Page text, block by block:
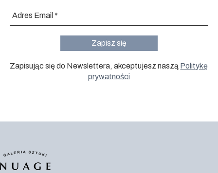
Zapisując się do Newslettera, akceptujesz naszą Politykę
prywatności